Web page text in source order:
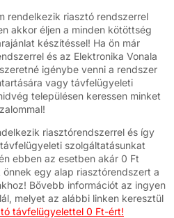
rendelkezik riasztó rendszerrel
akkor éljen a minden kötöttség
készítéssel! Ha ön már
és az Elektronika Vonala
igénybe venni a rendszer
vagy távfelügyeleti
településen keressen minket
riasztórendszerrel és így
szolgáltatásunkat
ebben az esetben akár 0 Ft
egy alap riasztórendszert a
Bővebb információt az ingyen
melyet az alábbi linken keresztül
távfelügyelettel 0 Ft-ért!